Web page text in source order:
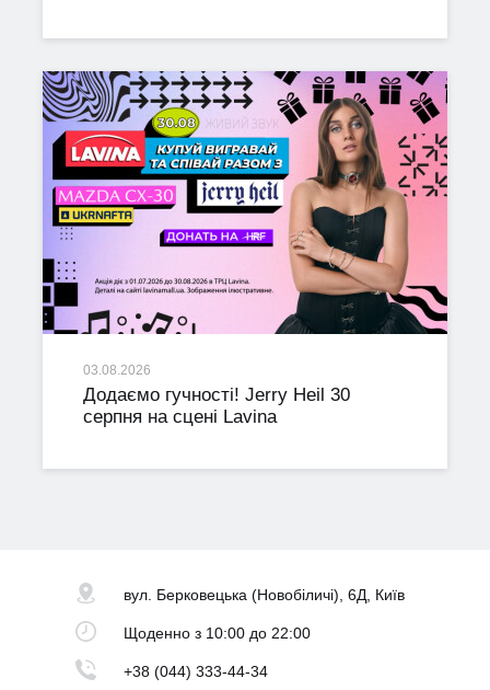
03.08.2026
Додаємо гучності! Jerry Heil 30
серпня на сцені Lavina
вул. Берковецька(Новобіличі), 6Д, Київ
Щоденноз 10:00 до 22:00
+38 (044) 333-44-34